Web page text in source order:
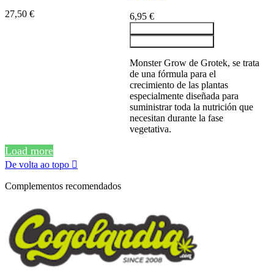
27,50 € 6,95 €
Monster Grow de Grotek, se trata
de una fórmula para el
crecimiento de las plantas
especialmente diseñada para
suministrar toda la nutrición que
necesitan durante la fase
vegetativa.
Load more
De volta ao topo 
Complementos recomendados